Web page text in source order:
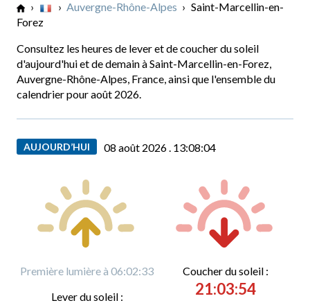
› › Auvergne-Rhône-Alpes › Saint-Marcellin-en-
Forez
Consultez les heures de lever et de coucher du soleil
d'aujourd'hui et de demain à Saint-Marcellin-en-Forez,
Auvergne-Rhône-Alpes, France, ainsi que l'ensemble du
calendrier pour août 2026.
AUJOURD’HUI 08 août 2026 . 13:08:05
Première lumière à 06:02:33
Lever du soleil :
Coucher du soleil :
21:03:54